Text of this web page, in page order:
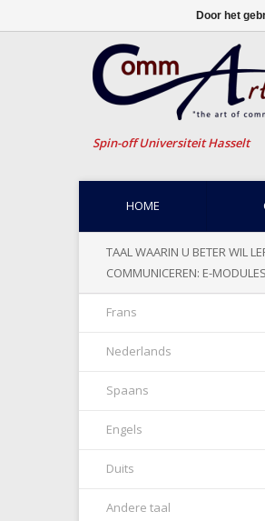
Spin-off Universiteit Hasselt
HOME
TAAL WAARIN U BETER WIL
COMMUNICEREN: E-MODULES
Frans
Nederlands
Spaans
Engels
Duits
Andere taal
Door het